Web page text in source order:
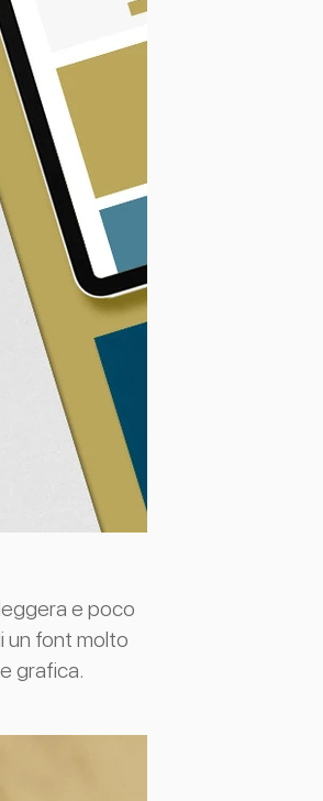
e poco
un font molto
grafica.